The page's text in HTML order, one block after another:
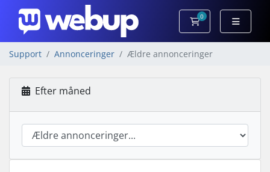
0
Bestillingskurv
Support Annonceringer Ældre annonceringer
Efter måned